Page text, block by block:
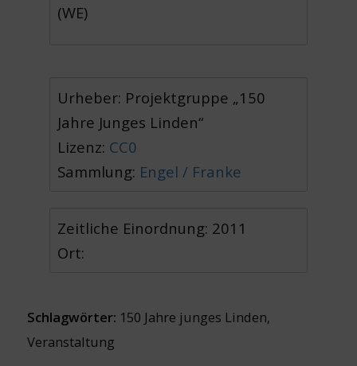
(WE)
Urheber: Projektgruppe „150
Jahre Junges Linden“
Lizenz: CC0
Sammlung: Engel / Franke
Zeitliche Einordnung: 2011
Ort:
Schlagwörter: 150 Jahre junges Linden,
Veranstaltung